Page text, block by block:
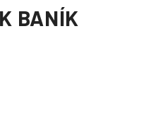
BANÍK